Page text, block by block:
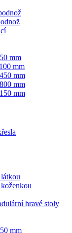
mm
mm
mm
mm
mm
hravé stoly
mm